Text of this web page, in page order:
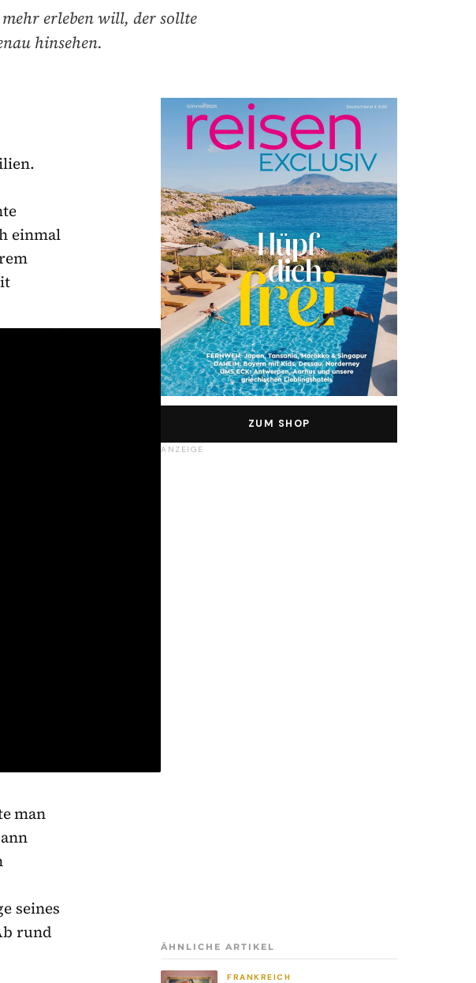
erleben will, der sollte
hinsehen.
einmal
man
seines
rund
ZUM SHOP
ANZEIGE
ÄHNLICHE ARTIKEL
FRANKREICH